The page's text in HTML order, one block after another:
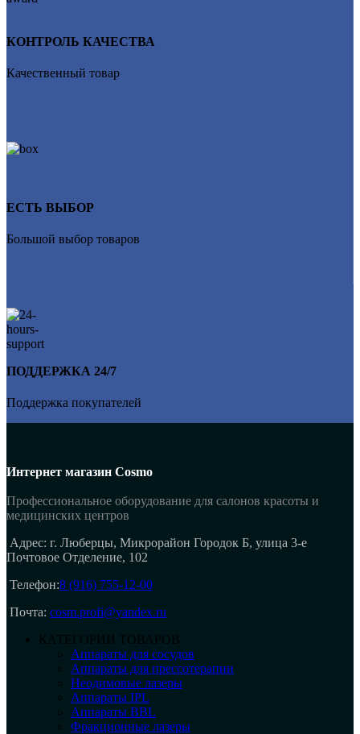
КОНТРОЛЬ КАЧЕСТВА
Качественный товар
ЕСТЬ ВЫБОР
Большой выбор товаров
ПОДДЕРЖКА 24/7
Поддержка покупателей
Интернет магазин Cosmo
Профессиональное оборудование для салонов красоты и
медицинских центров
Адрес: г. Люберцы, Микрорайон Городок Б, улица 3-е
Почтовое Отделение, 102
Телефон:8 (916) 755-12-00
Почта: cosm.profi@yandex.ru
КАТЕГОРИИ ТОВАРОВ
Аппараты для сосудов
Аппараты для прессотерапии
Неодимовые лазеры
Аппараты IPL
Аппараты BBL
Фракционные лазеры